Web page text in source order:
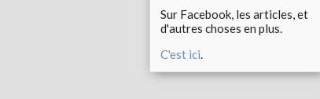
Sur Facebook, les articles, et
d'autres choses en plus.
C'est ici.